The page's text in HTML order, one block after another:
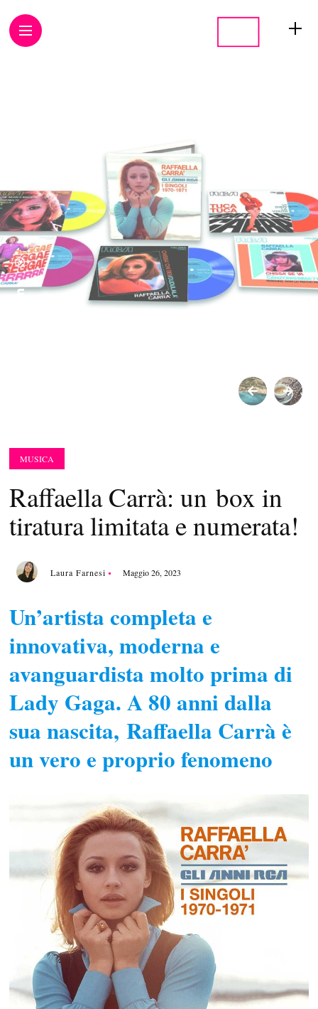
MUSICA
Raffaella Carrà: un box in
tiratura limitata e numerata!
Laura Farnesi Maggio 26, 2023
Un’artista completa e
innovativa, moderna e
avanguardista molto prima di
Lady Gaga. A 80 anni dalla
sua nascita, Raffaella Carrà è
un vero e proprio fenomeno